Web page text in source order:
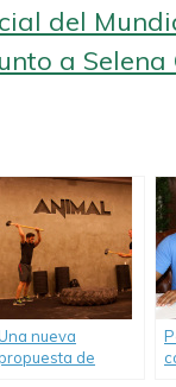
del
a Selena
nueva
de